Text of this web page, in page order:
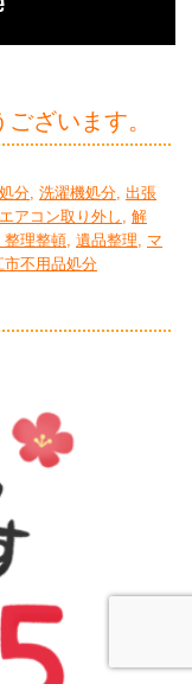
ざいます。
分, 洗濯機処分, 出張
エアコン取り外し , 解
整理整頓, 遺品整理, マ
市不用品処分